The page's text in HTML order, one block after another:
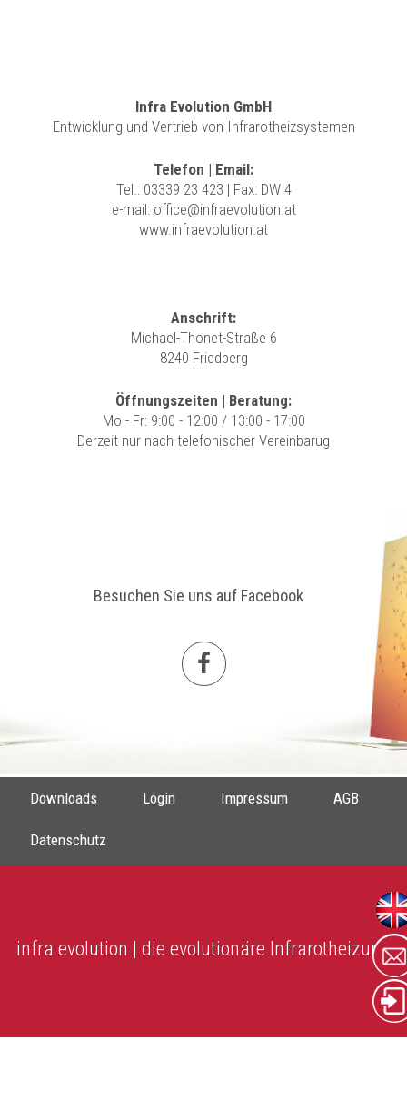
Infra Evolution GmbH
Entwicklung und Vertrieb von Infrarotheizsystemen
Telefon | Email:
Tel.: 03339 23 423 | Fax: DW 4
e-mail: office@infraevolution.at
www.infraevolution.at
Anschrift:
Michael-Thonet-Straße 6
8240 Friedberg
Öffnungszeiten | Beratung:
Mo - Fr: 9:00 - 12:00 / 13:00 - 17:00
Derzeit nur nach telefonischer Vereinbarug
Besuchen Sie uns auf Facebook
Downloads Login Impressum AGB
Datenschutz
infra evolution | die evolutionäre Infrarotheizung